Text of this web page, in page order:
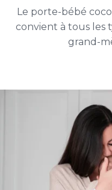
Le porte-bébé
convient à tous les
grand-